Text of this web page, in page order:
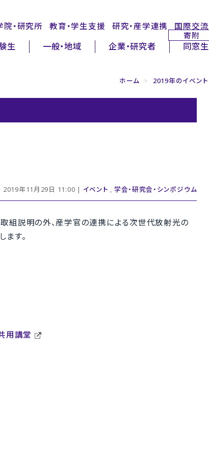
院・研究所 教育・学生支援 研究・産学連携 国際交流
寄附
生 一般・地域 企業・研究者 同窓生
ホーム > 2019年のイベント
2019年11月29日 11:00 | イベント , 学会・研究会・シンポジウム
組説明の外、産学官の連携による次世代放射光の
す。
用講堂